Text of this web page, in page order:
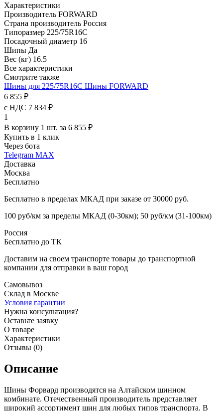
Характеристики
Производитель FORWARD
Страна производитель Россия
Типоразмер 225/75R16C
Посадочный диаметр 16
Шипы Да
Вес (кг) 16.5
Все характеристики
Смотрите также
Шины для 225/75R16C Шины FORWARD
6 855 ₽
с НДС 7 834 ₽
1
В корзину 1 шт. за 6 855 ₽
Купить в 1 клик
Через бота
Telegram MAX
Доставка
Москва
Бесплатно
Бесплатно в пределах МКАД при заказе от 30000 руб.
100 руб/км за пределы МКАД (0-30км); 50 руб/км (31-100км)
Россия
Бесплатно до ТК
Доставим на своем транспорте товары до транспортной
компании для отправки в ваш город
Самовывоз
Склад в Москве
Условия гарантии
Нужна консультация?
Оставьте заявку
О товаре
Характеристики
Отзывы (0)
Описание
Шины Форвард производятся на Алтайском шинном
комбинате. Отечественный производитель представляет
широкий ассортимент шин для любых типов транспорта. В